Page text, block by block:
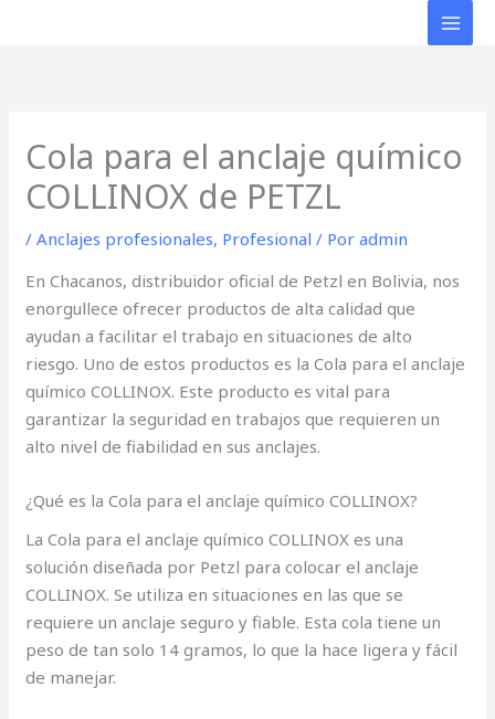
Cola para el anclaje químico
COLLINOX de PETZL
/Anclajes profesionales, Profesional / Poradmin
En Chacanos, distribuidor oficial de Petzl en Bolivia, nos
enorgullece ofrecer productos de alta calidad que
ayudan a facilitar el trabajo en situaciones de alto
riesgo. Uno de estos productos es la Cola para el anclaje
químico COLLINOX. Este producto es vital para
garantizar la seguridad en trabajos que requieren un
alto nivel de fiabilidad en sus anclajes.
¿Qué es la Cola para el anclaje químico COLLINOX?
La Cola para el anclaje químico COLLINOX es una
solución diseñada por Petzl para colocar el anclaje
COLLINOX. Se utiliza en situaciones en las que se
requiere un anclaje seguro y fiable. Esta cola tiene un
peso de tan solo 14 gramos, lo que la hace ligera y fácil
de manejar.